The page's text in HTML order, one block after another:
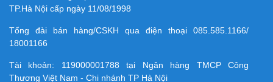
TP.Hà Nội cấp ngày 11/08/1998
Tổng đài bán hàng/CSKH qua điện thoại 085.585.1166/
18001166
Tài khoản: 119000001788 tại Ngân hàng TMCP Công
Thương Việt Nam - Chi nhánh TP Hà Nội